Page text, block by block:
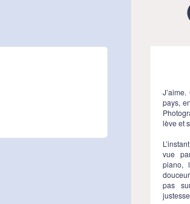
pays,
lève et
vue
piano,
pas